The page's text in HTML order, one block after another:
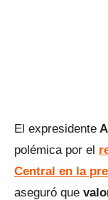
El expresidente
polémica por el
Central en la
aseguró que